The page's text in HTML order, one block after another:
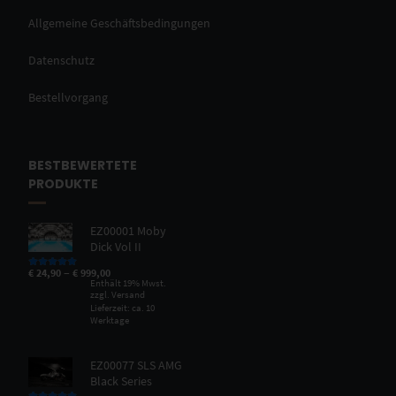
Allgemeine Geschäftsbedingungen
Datenschutz
Bestellvorgang
BESTBEWERTETE
PRODUKTE
EZ00001 Moby
Dick Vol II
Bewertet mit
von 5
€ 24,90 –€ 999,00
Enthält 19% Mwst.
zzgl.Versand
Lieferzeit: ca. 10
Werktage
EZ00077 SLS AMG
Black Series